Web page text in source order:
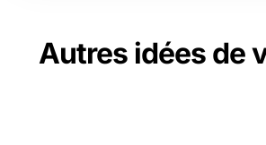
Autres idées de